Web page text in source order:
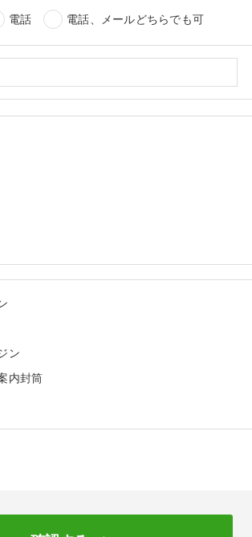
電話 電話、メールどちらでも可
ン
内封筒